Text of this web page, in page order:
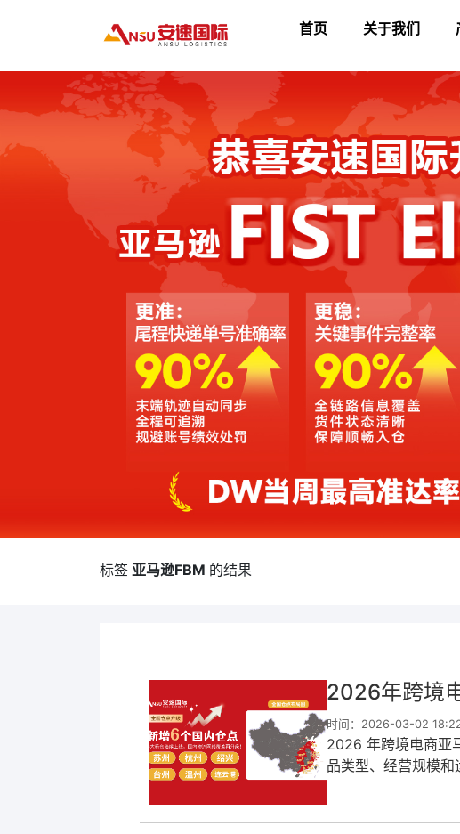
首页 关于我们
标签 亚马逊FBM 的结果
2026年跨境
时间：2026-03-02
2026 年跨境电商亚
品类型、经营规模和